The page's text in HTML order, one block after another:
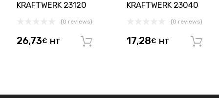
KRAFTWERK 23120
(0 reviews)
26,73€ HT Ajouter au panier
KRAFTWERK 23040
(0 reviews)
17,28€ HT